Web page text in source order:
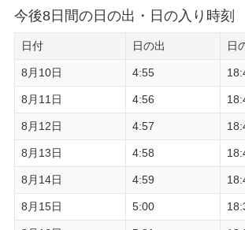
今後8日間の日の出・日の入り時刻
日付 日の出 日
8月10日 4:55
8月11日 4:56
8月12日 4:57
8月13日 4:58
8月14日 4:59
8月15日 5:00